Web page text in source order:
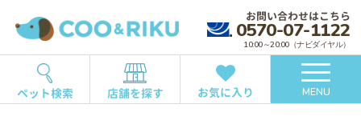
お問い合わせはこちら
0570-07-1122
10:00～20:00（ナビダイヤル）
ペット検索 店舗を探す お気に入り MENU